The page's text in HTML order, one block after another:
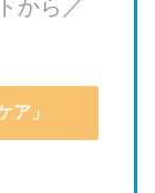
から／
ア」